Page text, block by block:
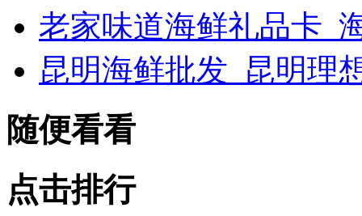
老家味道海鲜礼品卡_
昆明海鲜批发_昆明理
随便看看
点击排行